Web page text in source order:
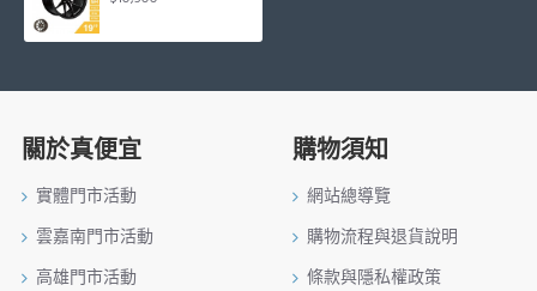
關於真便宜
實體門市活動
雲嘉南門市活動
高雄門市活動
購物須知
網站總導覽
購物流程與退貨說明
條款與隱私權政策